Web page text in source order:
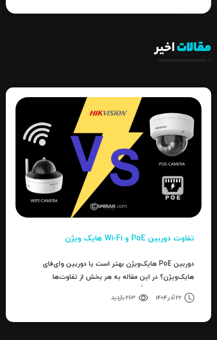
مقالاتاخیر
تفاوت دوربین PoE و Wi-Fi هایک‌ ویژن
دوربین PoE هایک‌ویژن بهتر است یا دوربین وای‌فای
هایک‌ویژن؟ در این مقاله به هر بخش از تفاوت‌ها
بهترین انتخاب است.
22 آذر 1404 263 بازدید